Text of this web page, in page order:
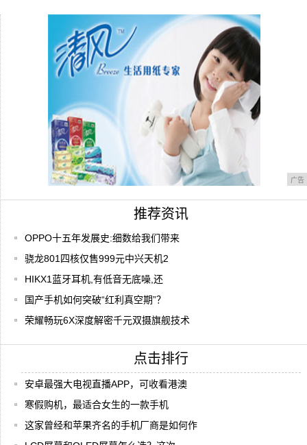
三星Galaxy J7评测：经济适用不止步中
广告
推荐资讯
OPPO十五年发展史:细数给我们带来
骁龙801四核仅售999元中兴天机2
HIKX1蓝牙耳机,有低音无底噪,还
国产手机如何突破“红利真空期”？
荣耀畅玩6X深度解密千元双摄旗舰技术
点击排行
安卓最强大电视直播APP，可收看港澳
寒假购机，最适合女生的一款手机
这家曾经和苹果齐名的手机厂商是如何作